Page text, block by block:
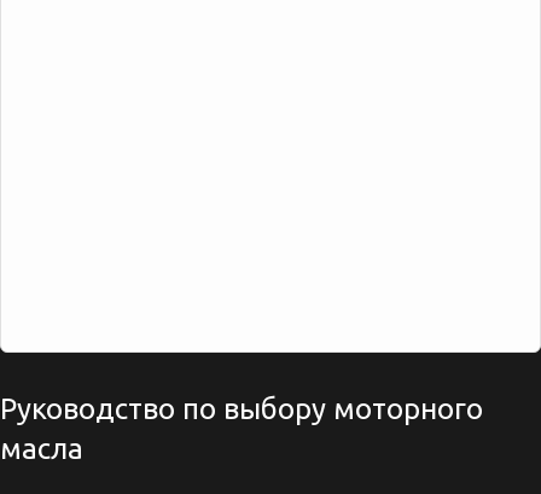
Руководство по выбору моторного
масла